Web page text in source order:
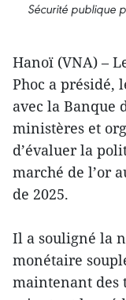
Sécurité publique
Hanoï (VNA) –
Phoc a présidé,
avec la Banque
ministères et
d’évaluer la
marché de l’or
de 2025.
Il a souligné la
monétaire
maintenant des